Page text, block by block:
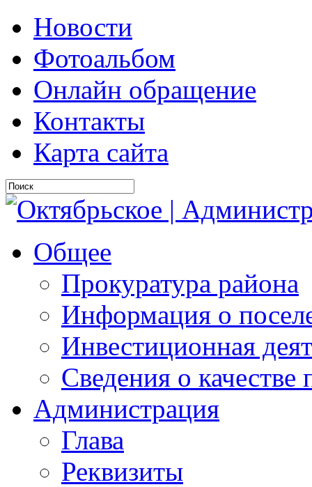
Новости
Фотоальбом
Онлайн обращение
Контакты
Карта сайта
Общее
Прокуратура района
Информация о
Инвестиционная
Сведения о качестве
Администрация
Глава
Реквизиты